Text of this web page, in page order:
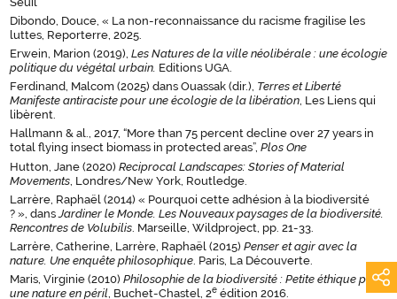
Dibondo, Douce, « La non-reconnaissance du racisme fragilise les
luttes, Reporterre, 2025.
Erwein, Marion (2019), Les Natures de la ville néolibérale : une écologie
politique du végétal urbain. Editions UGA.
Ferdinand, Malcom (2025) dans Ouassak (dir.), Terres et Liberté
Manifeste antiraciste pour une écologie de la libération, Les Liens qui
libèrent.
Hallmann & al., 2017, “More than 75 percent decline over 27 years in
total flying insect biomass in protected areas”, Plos One
Hutton, Jane (2020) Reciprocal Landscapes: Stories of Material
Movements , Londres/New York, Routledge.
Larrère, Raphaël (2014) « Pourquoi cette adhésion à la biodiversité
? », dans Jardiner le Monde. Les Nouveaux paysages de la biodiversité.
Rencontres de Volubilis . Marseille, Wildproject, pp. 21-33.
Larrère, Catherine, Larrère, Raphaël (2015) Penser et agir avec la
nature. Une enquête philosophique . Paris, La Découverte.
Maris, Virginie (2010) Philosophie de la biodiversité : Petite éthique pour
une nature en péril, Buchet-Chastel, 2e édition 2016.